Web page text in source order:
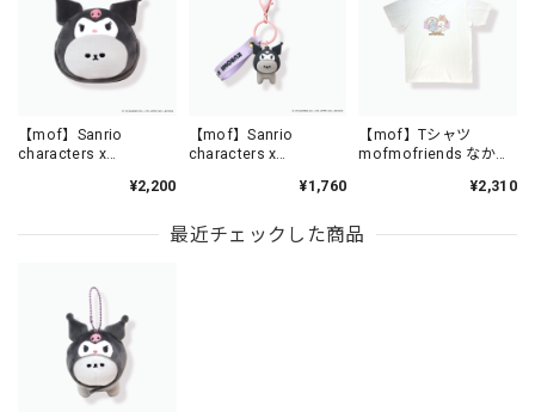
【mof】Sanrio
characters x
しフェイスポーチ
ュショートヘア /
¥2,200
【mof】Sanrio
characters x
しPVCキーホルダー
ュショートヘア /
¥1,760
【mof】Tシャツ
mofmofriends なかよ
¥2,310
最近チェックした商品